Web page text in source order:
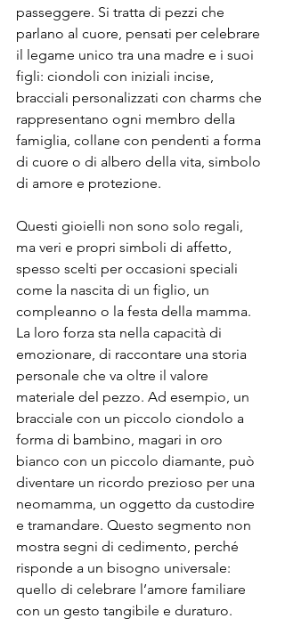
passeggere. Si tratta di pezzi che
parlano al cuore, pensati per celebrare
il legame unico tra una madre e i suoi
figli: ciondoli con iniziali incise,
bracciali personalizzati con charms che
rappresentano ogni membro della
famiglia, collane con pendenti a forma
di cuore o di albero della vita, simbolo
di amore e protezione.
Questi gioielli non sono solo regali,
ma veri e propri simboli di affetto,
spesso scelti per occasioni speciali
come la nascita di un figlio, un
compleanno o la festa della mamma.
La loro forza sta nella capacità di
emozionare, di raccontare una storia
personale che va oltre il valore
materiale del pezzo. Ad esempio, un
bracciale con un piccolo ciondolo a
forma di bambino, magari in oro
bianco con un piccolo diamante, può
diventare un ricordo prezioso per una
neomamma, un oggetto da custodire
e tramandare. Questo segmento non
mostra segni di cedimento, perché
risponde a un bisogno universale:
quello di celebrare l’amore familiare
con un gesto tangibile e duraturo.